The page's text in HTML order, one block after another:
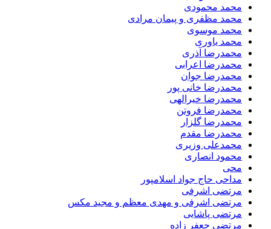
محمد محمودی
محمد مظفری و پیمان مرادی
محمد موسوی
محمد یاوری
محمدرضا آذری
محمدرضا اعرابی
محمدرضا جوان
محمدرضا خانی پور
محمدرضا خیرالهی
محمدرضا فروتن
محمدرضا گلزار
محمدرضا مقدم
محمدعلی وزیری
محمود انصاری
محی
مداحی حاج جواد اسلامپور
مرتضی اشرفی
مرتضی اشرفی و مهدی معظم و مجید مکس
مرتضی پاشایی
مرتضی جعفر زاده